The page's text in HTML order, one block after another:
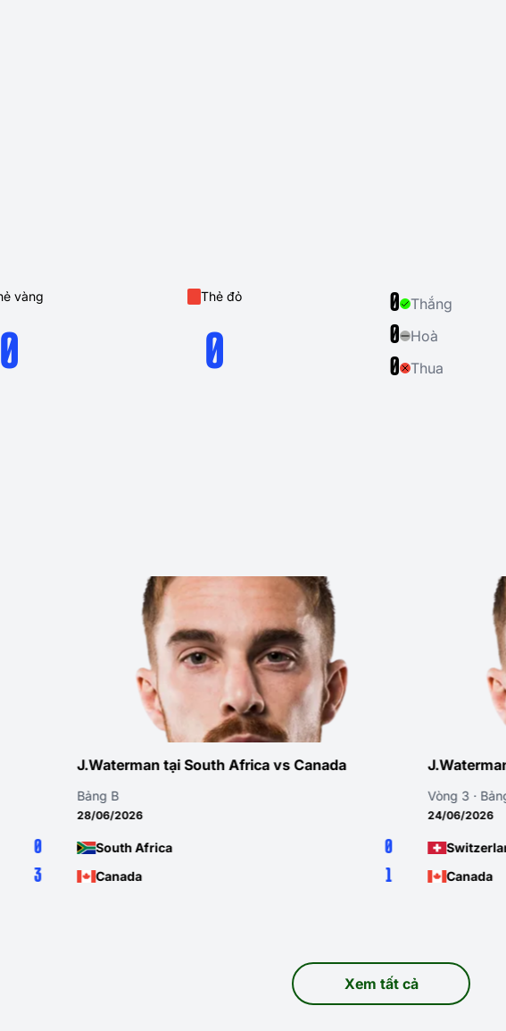
vàng
0
Thẻ đỏ
0
0 Thắng
0 Hoà
0 Thua
J.Waterman tại South Africa vs Canada
Bảng B
28/06/2026
South Africa
Canada
J.Waterman
Vòng 3 · Bảng B
24/06/2026
Switzerland
Canada
Xem tất cả